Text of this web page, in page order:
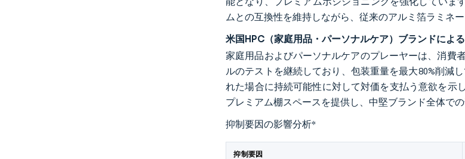
ムとの互換性を維持しながら、従来のアルミ箔ラミネ
米国HPC（家庭用品・パーソナルケア）ブランドによ
家庭用品およびパーソナルケアのプレーヤーは、消費
ルのテストを継続しており、包装重量を最大80%削減
れた場合に持続可能性に対して対価を支払う意欲を示
プレミアム棚スペースを提供し、中堅ブランド全体での
抑制要因の影響分析*
抑制要因